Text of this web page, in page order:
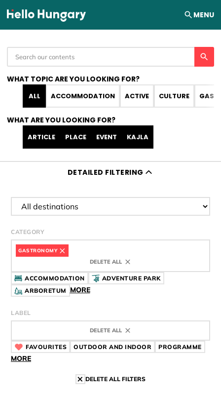
Skip to content MENU
WHAT TOPIC ARE YOU LOOKING FOR?
ALL ACCOMMODATION ACTIVE CULTURE
WHAT ARE YOU LOOKING FOR?
ARTICLE PLACE EVENT KAJLA
DETAILED FILTERING
Filter destination
CATEGORY
GASTRONOMY
DELETE ALL
ACCOMMODATION
ADVENTURE PARK
ARBORETUM
MORE
LABEL
DELETE ALL
FAVOURITES CÍMKE
OUTDOOR AND INDOOR CÍMKE
PROGRAMME
MORE
DELETE ALL FILTERS